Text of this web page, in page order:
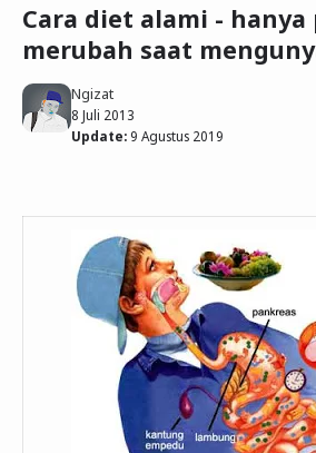
Cara diet alami - hanya
merubah saat
Ngizat
8 Juli 2013
Update: 9 Agustus 2019